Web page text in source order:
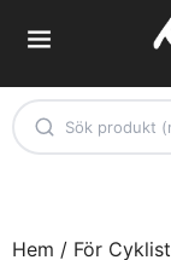
Hem / För